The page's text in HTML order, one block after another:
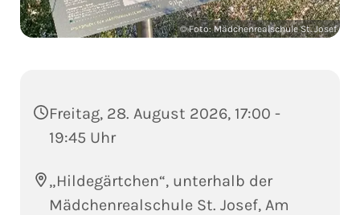
© Foto: Mädchenrealschule St. Josef
Freitag, 28. August 2026, 17:00 -
19:45 Uhr
„Hildegärtchen“, unterhalb der
Mädchenrealschule St. Josef, Am